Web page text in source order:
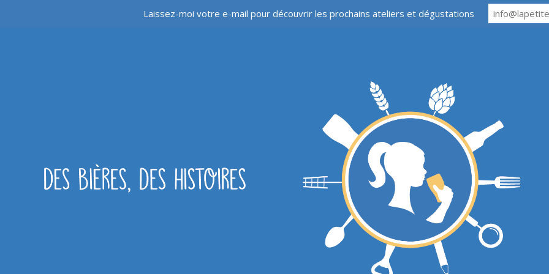
Laissez-moi votre e-mail pour découvrir les prochains ateliers et dégustations